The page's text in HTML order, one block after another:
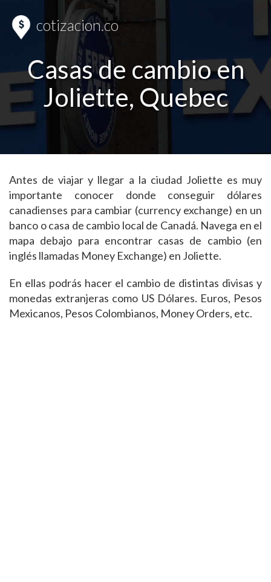
cotizacion.co
Casas de cambio en
Joliette, Quebec
Antes de viajar y llegar a la ciudad Joliette es muy
importante conocer donde conseguir dólares
canadienses para cambiar (currency exchange) en un
banco o casa de cambio local de Canadá. Navega en el
mapa debajo para encontrar casas de cambio (en
inglés llamadas Money Exchange) en Joliette.
En ellas podrás hacer el cambio de distintas divisas y
monedas extranjeras como US Dólares. Euros, Pesos
Mexicanos, Pesos Colombianos, Money Orders, etc.